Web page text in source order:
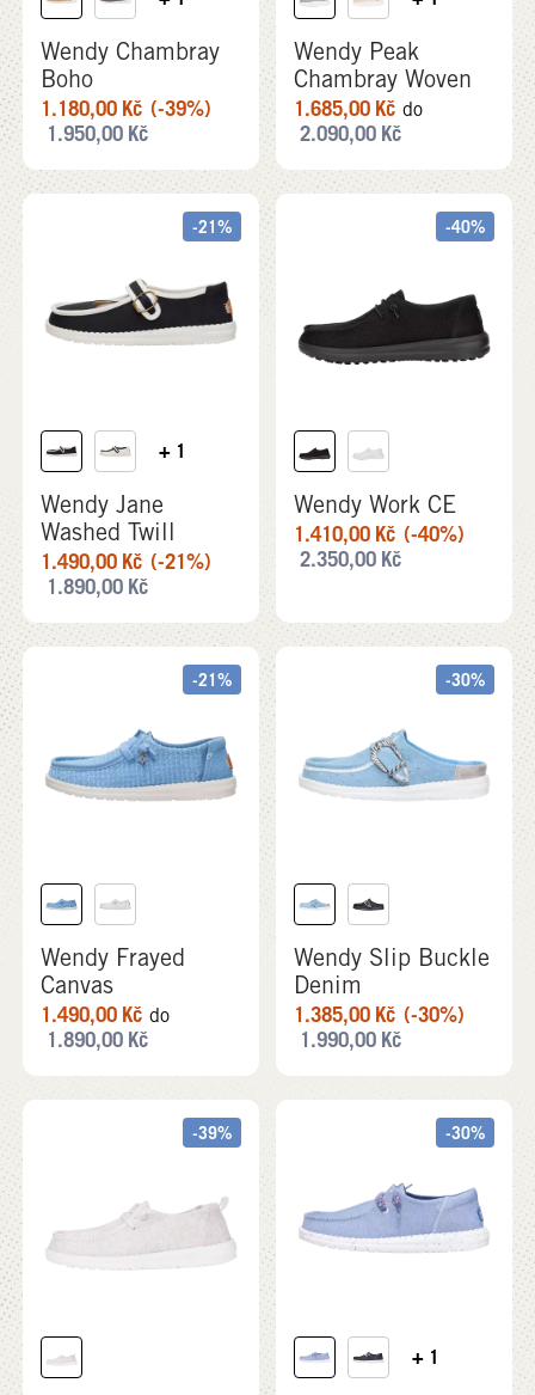
Wendy Chambray
Boho
1.180,00 Kč (-39%)
1.950,00 Kč
Wendy Peak
Chambray Woven
1.685,00 Kč do
2.090,00 Kč
-21%
+ 1
Wendy Jane
Washed Twill
1.490,00 Kč (-21%)
1.890,00 Kč
-40%
Wendy Work CE
1.410,00 Kč (-40%)
2.350,00 Kč
-21%
Wendy Frayed
Canvas
1.490,00 Kč do
1.890,00 Kč
-30%
Wendy Slip Buckle
Denim
1.385,00 Kč (-30%)
1.990,00 Kč
-39% -30%
+ 1